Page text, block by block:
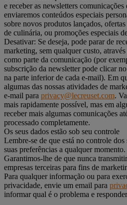
e receber as newsletters
enviaremos conteúdos especiais
sobre novos produtos lançados,
de culinária, ou promoções especiais
Desativar: Se deseja, pode parar de
marketing, sem qualquer custo,
como parte da comunicação (por
subscrição da newsletter pode clicar
na parte inferior de cada e-mail). Em
algumas das nossas atividades de
e-mail para privacy@lecreuset.com.
mais rapidamente possível, mas em
receber mais algumas comunicações
processado completamente.
Os seus dados estão sob seu controle
Lembre-se de que está no controle dos
suas preferências a qualquer momento.
Garantimos-lhe de que nunca
empresas terceiras para fins de
Para qualquer informação ou para
privacidade, envie um email para
informar qual é o problema e